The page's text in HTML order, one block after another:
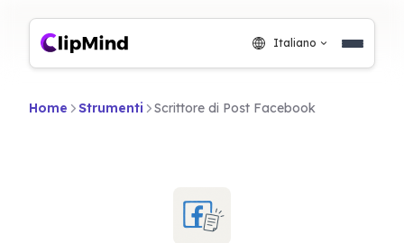
Italiano
Home Strumenti Scrittore di Post Facebook